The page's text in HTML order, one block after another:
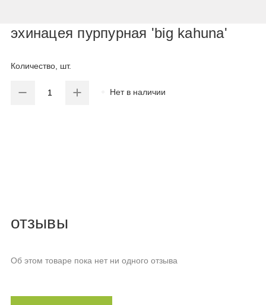
эхинацея пурпурная 'big kahuna'
Количество, шт.
Нет в наличии
отзывы
Об этом товаре пока нет ни одного отзыва